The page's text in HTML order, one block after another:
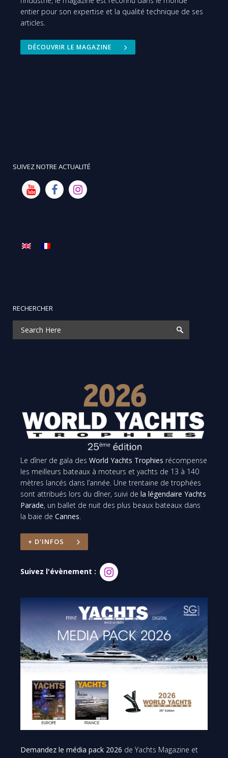
entier pour son expertise et la qualité technique de ses
articles.
DÉCOUVRIR LE MAGAZINE
SUIVEZ NOTRE ACTUALITÉ
RECHERCHER
Le dîner de gala des World Yachts Trophies récompense
les meilleurs bateaux à moteurs et yachts de 13 à 140
mètres lancés dans l’année. Une trentaine de trophées
sont attribués lors du dîner, suivi de la légendaire Yachts
Parade, un ballet de nuit des plus beaux bateaux dans
la baie de Cannes.
+ D'INFOS
Suivez l'évènement :
Demandez le média pack 2026 de Yachts Magazine et